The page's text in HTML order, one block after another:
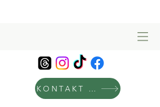
KONTAKT & MANAGEMENT